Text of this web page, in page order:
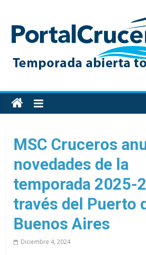
content
Toda
la
de
cruceros
en
un
solo
sitio
MSC Cruceros
novedades de la
temporada 2025-
través del Puerto
Buenos Aires
Diciembre 4, 2024